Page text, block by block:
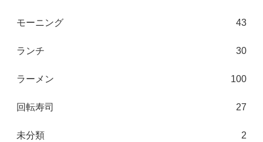
モーニング 43
ランチ 30
ラーメン 100
回転寿司 27
未分類 2